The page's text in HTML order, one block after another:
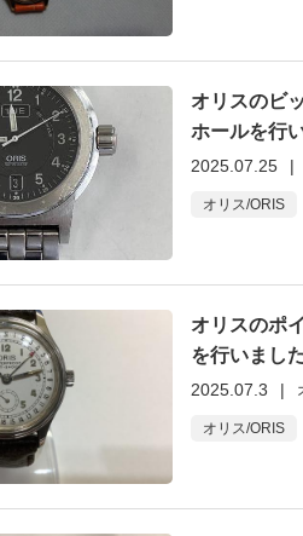
オリスのビ
ホールを行
2025.07.25 |
オリス/ORIS
オリスのポ
を行いまし
2025.07.3 |
オリス/ORIS